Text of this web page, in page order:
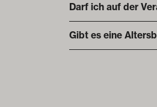
Darf ich auf der
Gibt es eine